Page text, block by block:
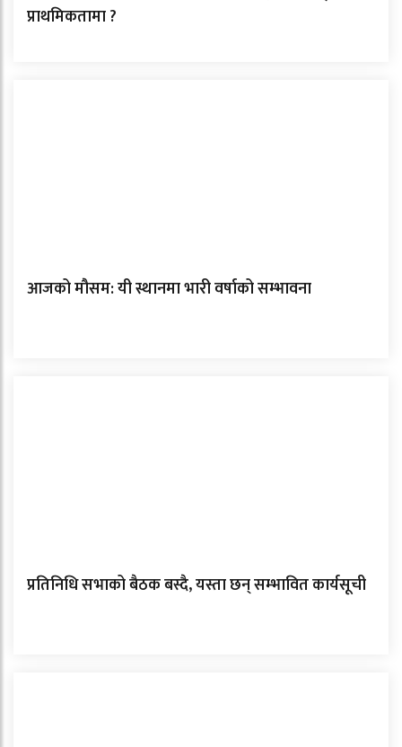
प्राथमिकतामा ?
आजको मौसम: यी स्थानमा भारी वर्षाको सम्भावना
प्रतिनिधि सभाको बैठक बस्दै, यस्ता छन् सम्भावित कार्यसूची